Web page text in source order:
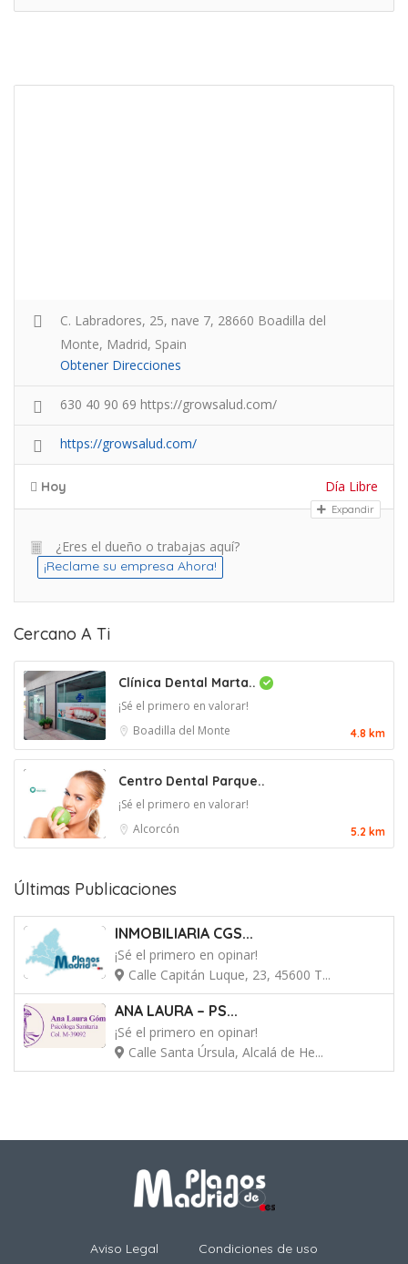
C. Labradores, 25, nave 7, 28660 Boadilla del
Monte, Madrid, Spain
Obtener Direcciones
630 40 90 69 https://growsalud.com/
https://growsalud.com/
Hoy Día Libre
Expandir
¿Eres el dueño o trabajas aquí?
¡Reclame su empresa Ahora!
Cercano A Ti
Clínica Dental Marta..
¡Sé el primero en valorar!
Boadilla del Monte
4.8 km
Centro Dental Parque..
¡Sé el primero en valorar!
Alcorcón
5.2 km
Últimas Publicaciones
INMOBILIARIA CGS...
¡Sé el primero en opinar!
Calle Capitán Luque, 23, 45600 T...
ANA LAURA – PS...
¡Sé el primero en opinar!
Calle Santa Úrsula, Alcalá de He...
Aviso Legal
Condiciones de uso